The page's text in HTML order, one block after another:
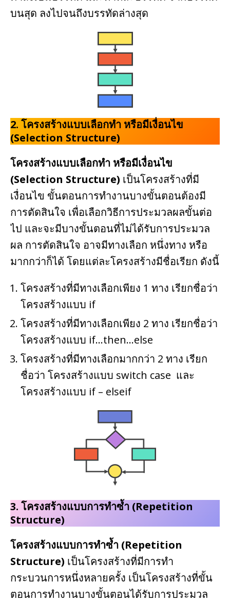
บนสุด ลงไปจนถึงบรรทัดล่างสุด
2. โครงสร้างแบบเลือกทำ หรือมีเงื่อนไข
(Selection Structure)
โครงสร้างแบบเลือกทำ หรือมีเงื่อนไข
(Selection Structure) เป็นโครงสร้างที่มี
เงื่อนไข ขั้นตอนการทำงานบางขั้นตอนต้องมี
การตัดสินใจ เพื่อเลือกวิธีการประมวลผลขั้นต่อ
ไป และจะมีบางขั้นตอนที่ไม่ได้รับการประมวล
ผล การตัดสินใจ อาจมีทางเลือก หนึ่งทาง หรือ
มากกว่าก็ได้ โดยแต่ละโครงสร้างมีชื่อเรียก ดังนี้
โครงสร้างที่มีทางเลือกเพียง 1 ทาง เรียกชื่อว่า
โครงสร้างแบบ if
โครงสร้างที่มีทางเลือกเพียง 2 ทาง เรียกชื่อว่า
โครงสร้างแบบ if…then…else
โครงสร้างที่มีทางเลือกมากกว่า 2 ทาง เรียก
ชื่อว่า โครงสร้างแบบ switch case และ
โครงสร้างแบบ if – elseif
3. โครงสร้างแบบการทำซ้ำ (Repetition
Structure)
โครงสร้างแบบการทำซ้ำ (Repetition
Structure) เป็นโครงสร้างที่มีการทำ
กระบวนการหนึ่งหลายครั้ง เป็นโครงสร้างที่ขั้น
ตอนการทำงานบางขั้นตอนได้รับการประมวล